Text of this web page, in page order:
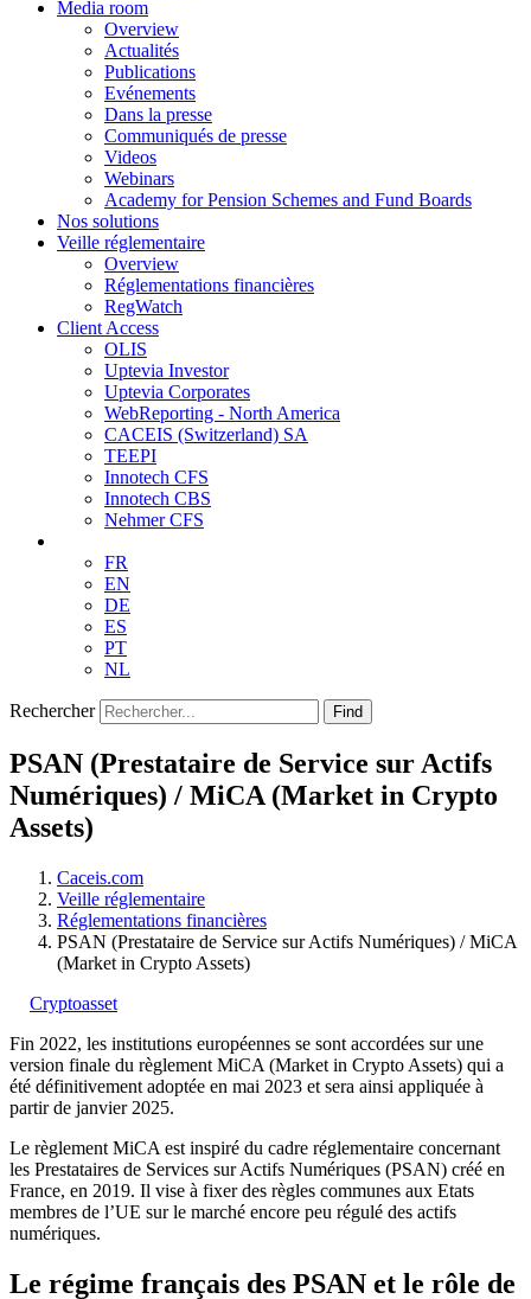
Media room
Overview
Actualités
Publications
Evénements
Dans la presse
Communiqués de presse
Videos
Webinars
Academy for Pension Schemes and Fund Boards
Nos solutions
Veille réglementaire
Overview
Réglementations financières
RegWatch
Client Access
OLIS
Uptevia Investor
Uptevia Corporates
WebReporting - North America
CACEIS (Switzerland) SA
TEEPI
Innotech CFS
Innotech CBS
Nehmer CFS
FR
EN
DE
ES
PT
NL
Rechercher Find
PSAN (Prestataire de Service sur Actifs
Numériques) / MiCA (Market in Crypto
Assets)
Caceis.com
Veille réglementaire
Réglementations financières
PSAN (Prestataire de Service sur Actifs Numériques) / MiCA
(Market in Crypto Assets)
Cryptoasset
Fin 2022, les institutions européennes se sont accordées sur une
version finale du règlement MiCA (Market in Crypto Assets) qui a
été définitivement adoptée en mai 2023 et sera ainsi appliquée à
partir de janvier 2025.
Le règlement MiCA est inspiré du cadre réglementaire concernant
les Prestataires de Services sur Actifs Numériques (PSAN) créé en
France, en 2019. Il vise à fixer des règles communes aux Etats
membres de l’UE sur le marché encore peu régulé des actifs
numériques.
Le régime français des PSAN et le rôle de